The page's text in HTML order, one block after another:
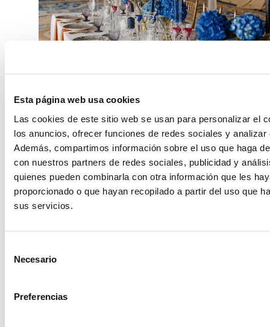
Esta página web usa cookies
Las cookies de este sitio web se usan para personalizar el
los anuncios, ofrecer funciones de redes sociales y analizar
Además, compartimos información sobre el uso que haga
con nuestros partners de redes sociales, publicidad y
quienes pueden combinarla con otra información que les
proporcionado o que hayan recopilado a partir del uso que
sus servicios.
Necesario
Preferencias
Más allá de la decoración
material, sino formar parte de estas historias. Cada